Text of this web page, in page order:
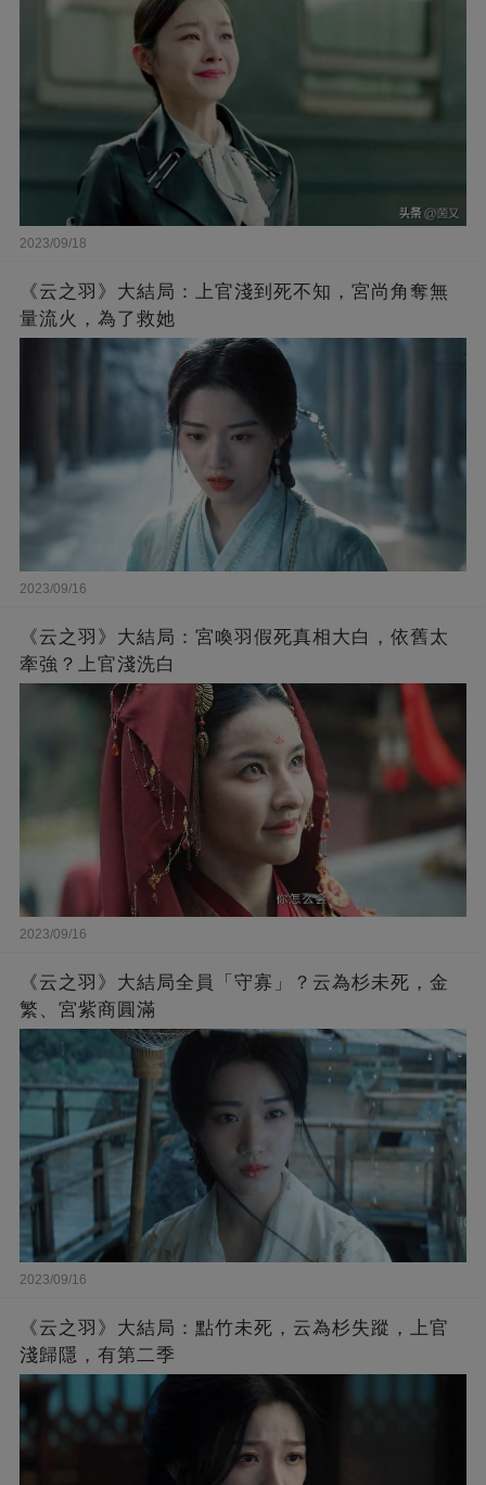
2023/09/18
《云之羽》大結局：上官淺到死不知，宮尚角奪無
量流火，為了救她
2023/09/16
《云之羽》大結局：宮喚羽假死真相大白，依舊太
牽強？上官淺洗白
2023/09/16
《云之羽》大結局全員「守寡」？云為杉未死，金
繁、宮紫商圓滿
2023/09/16
《云之羽》大結局：點竹未死，云為杉失蹤，上官
淺歸隱，有第二季